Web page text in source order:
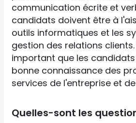
communication écrite et
candidats doivent être à
outils informatiques et les
gestion des relations clients.
important que les
bonne connaissance des
services de l'entreprise et
Quelles-sont les